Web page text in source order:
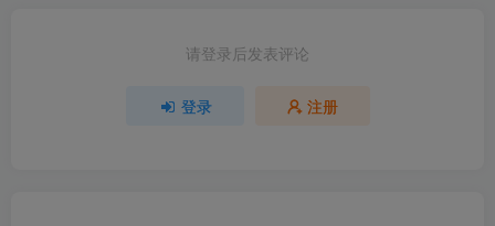
请登录后发表评论
登录 注册